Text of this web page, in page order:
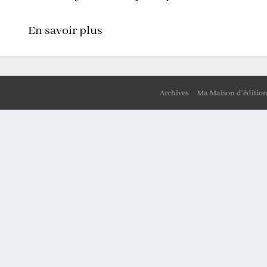
En savoir plus
Archives Ma Maison d’édition